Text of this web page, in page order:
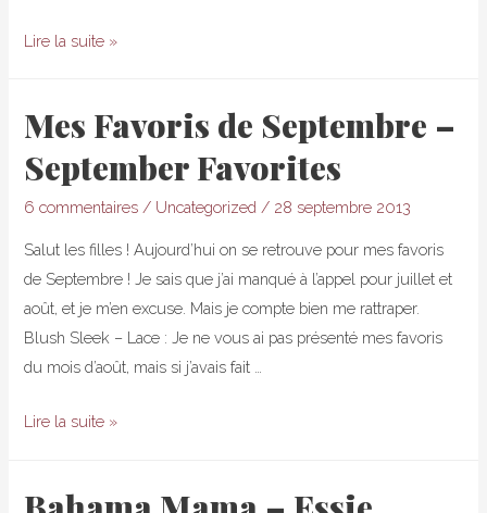
Ma
vernis
d’automne
–
Fall
Nailpolish
Pick
Part
1
Lire la suite »
Mes Favoris de Septembre –
September Favorites
6 commentaires / Uncategorized / 28 septembre 2013
Salut les filles ! Aujourd’hui on se retrouve pour mes favoris
de Septembre ! Je sais que j’ai manqué à l’appel pour juillet et
août, et je m’en excuse. Mais je compte bien me rattraper.
Blush Sleek – Lace : Je ne vous ai pas présenté mes favoris
du mois d’août, mais si j’avais fait …
Mes
Septembre
Lire la suite »